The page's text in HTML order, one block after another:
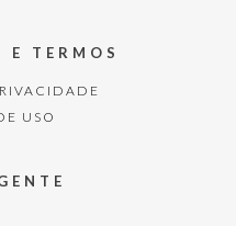
E TERMOS
USO